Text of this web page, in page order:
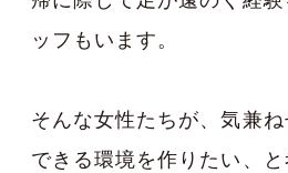
ッフもいます。
そんな女性たちが、気兼
できる環境を作りたい、